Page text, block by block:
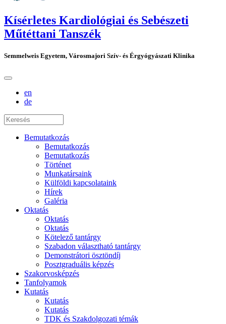
Kísérletes Kardiológiai és Sebészeti
Műtéttani Tanszék
Semmelweis Egyetem, Városmajori Szív- és Érgyógyászati Klinika
en
de
Bemutatkozás
Bemutatkozás
Bemutatkozás
Történet
Munkatársaink
Külföldi kapcsolataink
Hírek
Galéria
Oktatás
Oktatás
Oktatás
Kötelező tantárgy
Szabadon választható tantárgy
Demonstrátori ösztöndíj
Posztgraduális képzés
Szakorvosképzés
Tanfolyamok
Kutatás
Kutatás
Kutatás
TDK és Szakdolgozati témák